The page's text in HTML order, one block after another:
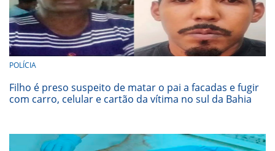
POLÍCIA
Filho é preso suspeito de matar o pai a facadas e fugir
com carro, celular e cartão da vítima no sul da Bahia